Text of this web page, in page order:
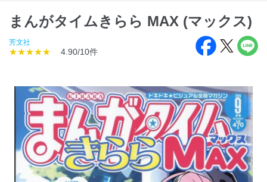
まんがタイムきらら MAX (マックス)
芳文社
★★★★★ 4.90/10件